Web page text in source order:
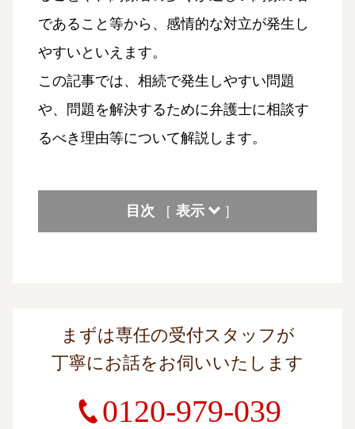
であること等から、感情的な対立が発生し
やすいといえます。
この記事では、相続で発生しやすい問題
や、問題を解決するために弁護士に相談す
るべき理由等について解説します。
目次 [ 表示 ]
まずは専任の受付スタッフが
丁寧にお話をお伺いいたします
0120-979-039